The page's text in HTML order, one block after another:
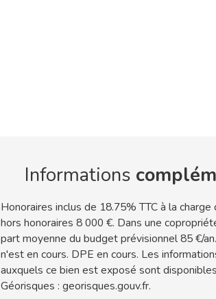
Informations
Honoraires inclus de 18.75% TTC à la charge
hors honoraires 8 000 €. Dans une
part moyenne du budget prévisionnel 85 €/
n'est en cours. DPE en cours. Les
auxquels ce bien est exposé sont
Géorisques : georisques.gouv.fr.